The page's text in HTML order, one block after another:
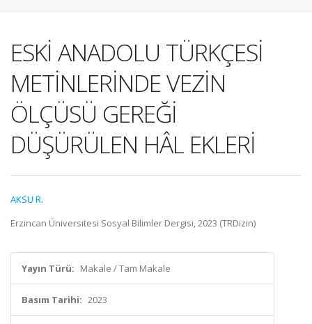
ESKİ ANADOLU TÜRKÇESİ
METİNLERİNDE VEZİN
ÖLÇÜSÜ GEREĞİ
DÜŞÜRÜLEN HÂL EKLERİ
AKSU R.
Erzincan Üniversitesi Sosyal Bilimler Dergisi, 2023 (TRDizin)
Yayın Türü: Makale / Tam Makale
Basım Tarihi: 2023